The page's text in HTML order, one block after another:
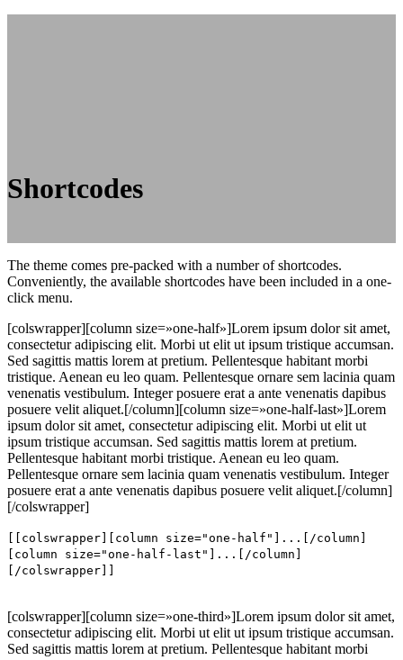
Shortcodes
The theme comes pre-packed with a number of shortcodes.
Conveniently, the available shortcodes have been included in a one-
click menu.
[colswrapper][column size=»one-half»]Lorem ipsum dolor sit amet,
consectetur adipiscing elit. Morbi ut elit ut ipsum tristique accumsan.
Sed sagittis mattis lorem at pretium. Pellentesque habitant morbi
tristique. Aenean eu leo quam. Pellentesque ornare sem lacinia quam
venenatis vestibulum. Integer posuere erat a ante venenatis dapibus
posuere velit aliquet.[/column][column size=»one-half-last»]Lorem
ipsum dolor sit amet, consectetur adipiscing elit. Morbi ut elit ut
ipsum tristique accumsan. Sed sagittis mattis lorem at pretium.
Pellentesque habitant morbi tristique. Aenean eu leo quam.
Pellentesque ornare sem lacinia quam venenatis vestibulum. Integer
posuere erat a ante venenatis dapibus posuere velit aliquet.[/column]
[/colswrapper]
[[colswrapper][column size="one-half"]...[/column]
[column size="one-half-last"]...[/column]
[/colswrapper]]
[colswrapper][column size=»one-third»]Lorem ipsum dolor sit amet,
consectetur adipiscing elit. Morbi ut elit ut ipsum tristique accumsan.
Sed sagittis mattis lorem at pretium. Pellentesque habitant morbi